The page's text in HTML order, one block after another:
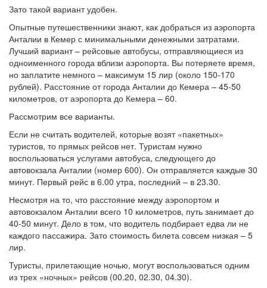
Зато такой вариант удобен.
Опытные путешественники знают, как добраться из аэропорта
Анталии в Кемер с минимальными денежными затратами.
Лучший вариант – рейсовые автобусы, отправляющиеся из
одноименного города вблизи аэропорта. Вы потеряете время,
но заплатите немного – максимум 15 лир (около 150-170
рублей). Расстояние от города Анталии до Кемера – 45-50
километров, от аэропорта до Кемера – 60.
Рассмотрим все варианты.
Если не считать водителей, которые возят «пакетных»
туристов, то прямых рейсов нет. Туристам нужно
воспользоваться услугами автобуса, следующего до
автовокзала Анталии (номер 600). Он отправляется каждые 30
минут. Первый рейс в 6.00 утра, последний – в 23.30.
Несмотря на то, что расстояние между аэропортом и
автовокзалом Анталии всего 10 километров, путь занимает до
40-50 минут. Дело в том, что водитель подбирает едва ли не
каждого пассажира. Зато стоимость билета совсем низкая – 5
лир.
Туристы, прилетающие ночью, могут воспользоваться одним
из трех «ночных» рейсов (00.20, 02.30, 04.30).